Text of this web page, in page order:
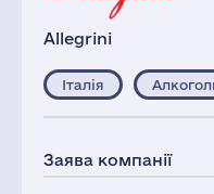
Allegrini
Італія
Заява компанії